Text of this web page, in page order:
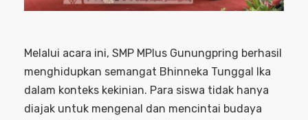
Melalui acara ini, SMP MPlus Gunungpring berhasil
menghidupkan semangat Bhinneka Tunggal Ika
dalam konteks kekinian. Para siswa tidak hanya
diajak untuk mengenal dan mencintai budaya